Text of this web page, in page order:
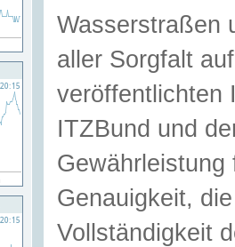
Wasserstraßen
aller Sorgfalt
veröffentlichten
ITZBund und
Genauigkeit,
Vollständigkeit